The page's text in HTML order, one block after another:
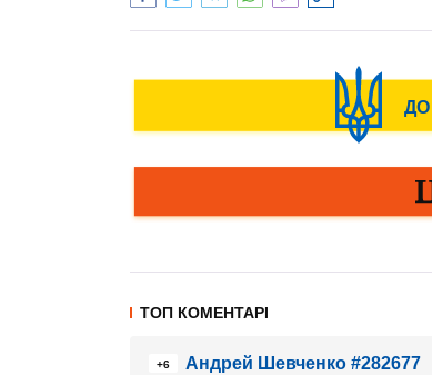
ТОП КОМЕНТАРІ
+6
Андрей Шевченко #282677